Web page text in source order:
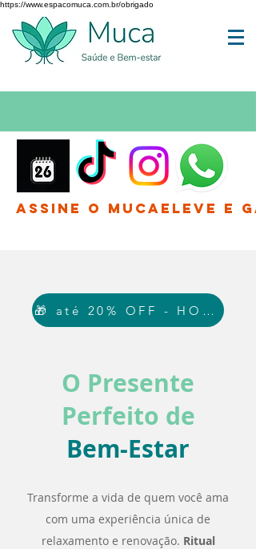
https://www.espacomuca.com.br/obrigado
Assine o MucaEleve e
🎁 até 20% OFF - HOJE!
O Presente
Perfeito de
Bem-Estar
Transforme a vida de quem você ama
com uma experiência única de
relaxamento e renovação. Ritual